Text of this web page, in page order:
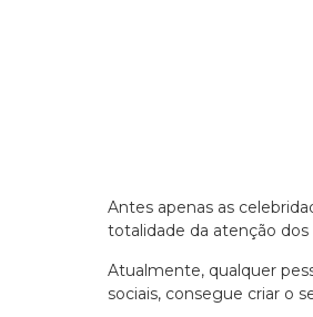
Antes apenas as
totalidade da atenção dos
Atualmente, qualquer
sociais, consegue criar o